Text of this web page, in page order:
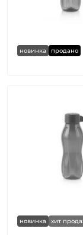
новинка продано
новинка хит